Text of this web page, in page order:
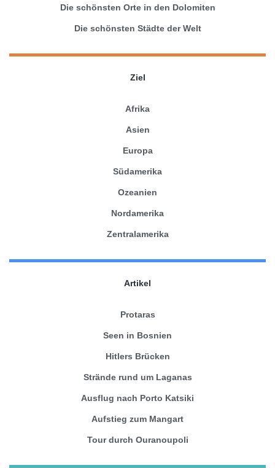
Die schönsten Orte in den Dolomiten
Die schönsten Städte der Welt
Ziel
Afrika
Asien
Europa
Südamerika
Ozeanien
Nordamerika
Zentralamerika
Artikel
Protaras
Seen in Bosnien
Hitlers Brücken
Strände rund um Laganas
Ausflug nach Porto Katsiki
Aufstieg zum Mangart
Tour durch Ouranoupoli